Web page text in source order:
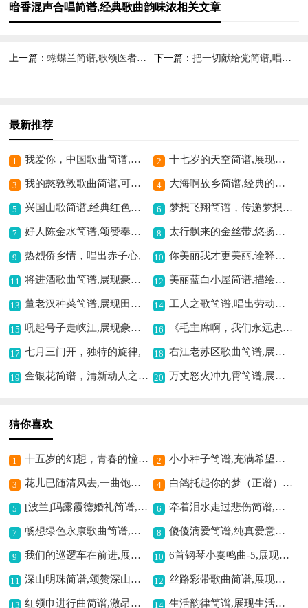
暗香混声合唱简谱,经典歌曲韵味浓相关文章
上一篇：蝴蝶兰简谱,歌颂医者仁心 下一篇： 把一切献给党简谱,唱出奉献精神
最新推荐
1 我爱你，中国歌曲简谱,表达爱国深情 2 十七岁的天空简谱,展现青春的美好
3 我的憨敦敦歌曲简谱,可爱风格的歌曲 4 大海啊故乡简谱,经典的思乡曲
5 兴国山歌简谱,经典红色歌曲 6 梦想飞翔简谱，传递梦想力量,
7 好人陈金水简谱,颂赞奉献精神 8 太行飘来的金丝带,悠扬动听传深情
9 热烈侨乡情，唱出赤子心, 10 你美丽我才更美丽,诠释别样爱情
11 将进酒歌曲简谱,展现豪迈之情 12 美丽蓝白小屋简谱,描绘梦幻之景
13 董老汉种菜简谱,展现田园生活 14 工人之歌简谱,唱出劳动热情
15 吼起号子走峡江,展现豪迈气势 16 《毛主席啊，我们永远忠于您》歌曲简谱,致敬伟大领袖毛主席
17 七月三门开，独特的旋律, 18 右江老苏区歌曲简谱,展现老区革命精神
19 金银花简谱，清新动人之作, 20 万丈怒火冲九霄简谱,展现江姐的愤怒
猜你喜欢
1 十五岁的幻想，青春的憧憬, 2 小小种子简谱,充满希望的旋律
3 花儿已随清风去,一曲饱含离别情 4 白鸽托起你的梦（正谱）歌曲简谱,寓意美好梦想
5 [波兰]玛露霞德婚礼简谱,感受别样婚礼旋律 6 牵着泪水走过悲伤简谱,倾诉悲伤情感
7 畅想绿色永康歌曲简谱,展现城市生机 8 傻傻滴爱简谱,纯真爱意表达
9 我们的巡逻车在前进,展现巡逻坚定步伐 10 6首钢琴小奏鸣曲-5,展现灵动音乐魅力
11 深山明珠简谱,颂赞深山之美 12 丝路彩带歌曲简谱,展现丝路风情
13 红领巾进行曲简谱,激昂的少年之歌 14 生活韵律简谱,展现生活节奏